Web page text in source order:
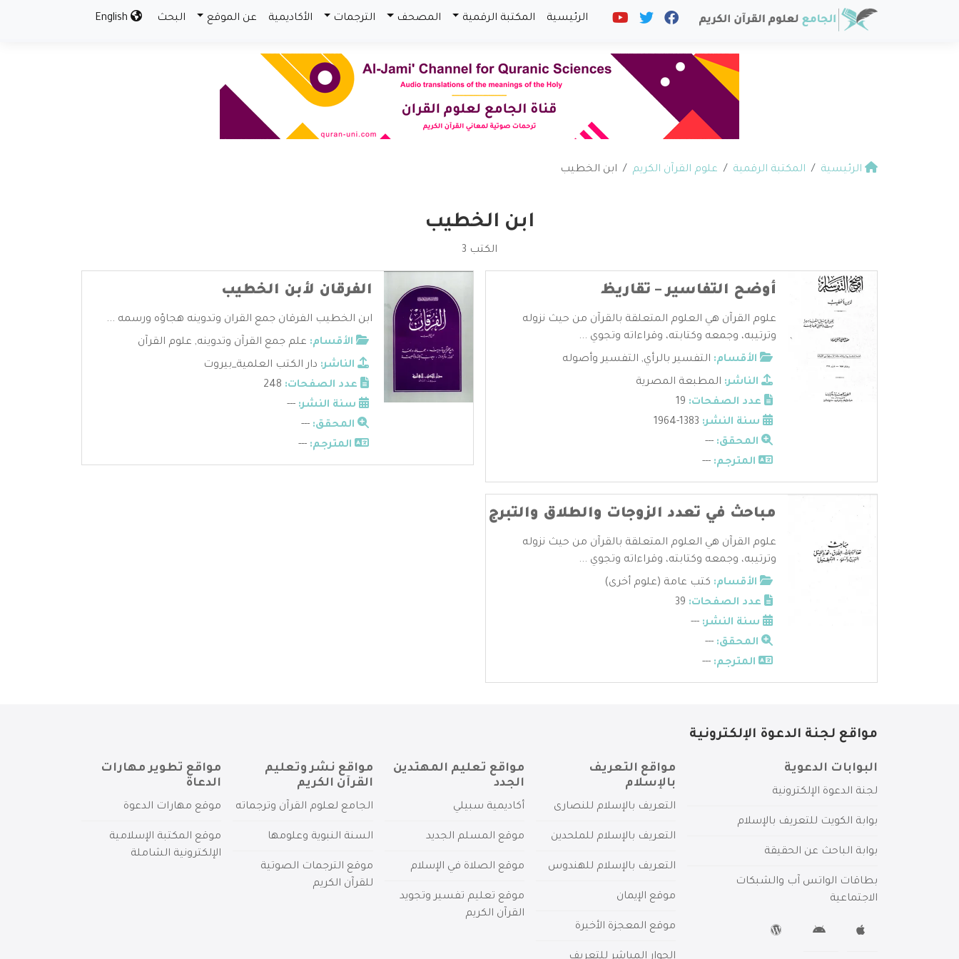
الرئيسية المكتبة الرقمية المصحف الترجمات الأكاديمية عن الموقع البحث
الرئيسية المكتبة الرقمية علوم القرآن الكريم ابن الخطيب
ابن الخطيب
الكتب 3
أوضح التفاسير – تقاريظ
علوم القرآن هي العلوم المتعلقة بالقرآن من حيث نزوله
وترتيبه، وجمعه وكتابته، وقراءاته وتجوي ...
الأقسام: التفسير بالرأي, التفسير وأصوله
الناشر: المطبعة المصرية
عدد الصفحات:
سنة النشر:
المحقق: ---
المترجم: ---
الفرقان لأبن الخطيب
ابن الخطيب الفرقان جمع القران وتدوينه هجاؤه ورسمه ...
الأقسام: علم جمع القرآن وتدوينه, علوم القرآن
الناشر: دار الكتب العلمية_بيروت
عدد الصفحات:
سنة النشر: ---
المحقق: ---
المترجم: ---
مباحث في تعدد الزوجات والطلاق والتبرج
علوم القرآن هي العلوم المتعلقة بالقرآن من حيث نزوله
وترتيبه، وجمعه وكتابته، وقراءاته وتجوي ...
الأقسام: كتب عامة (علوم أخرى)
عدد الصفحات:
سنة النشر: ---
المحقق: ---
المترجم: ---
مواقع لجنة الدعوة الإلكترونية
البوابات الدعوية
لجنة الدعوة الإلكترونية
بوابة الكويت للتعريف بالإسلام
بوابة الباحث عن الحقيقة
بطاقات الواتس آب والشبكات
الاجتماعية
مواقع التعريف
بالإسلام
التعريف بالإسلام للنصارى
التعريف بالإسلام للملحدين
التعريف بالإسلام للهندوس
موقع الإيمان
موقع المعجزة الأخيرة
مواقع تعليم المهتدين
الجدد
أكاديمية سبيلي
موقع المسلم الجديد
موقع الصلاة في الإسلام
موقع تعليم تفسير وتجويد
القرآن الكريم
مواقع نشر وتعليم
القرآن الكريم
الجامع لعلوم القرآن وترجماته
السنة النبوية وعلومها
موقع الترجمات الصوتية
للقرآن الكريم
مواقع تطوير مهارات
الدعاة
موقع مهارات الدعوة
موقع المكتبة الإسلامية
الإلكترونية الشاملة